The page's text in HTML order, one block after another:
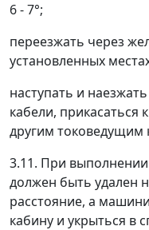
6 - 7°;
переезжать через
установленных
наступать и
кабели,
другим токоведущим
3.11. При
должен быть удален
расстояние, а
кабину и укрыться в